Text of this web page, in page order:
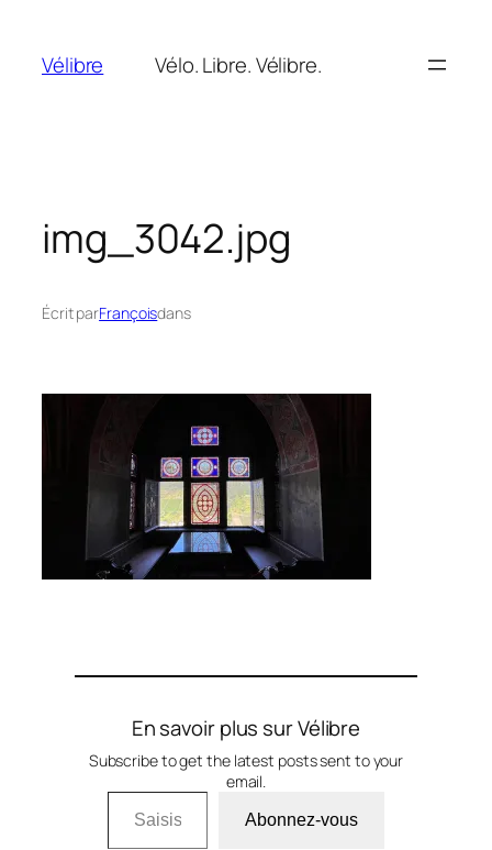
contenu
Vélibre Vélo. Libre. Vélibre.
img_3042.jpg
Écrit parFrançoisdans
En savoir plus sur Vélibre
Subscribe to get the latest posts sent to your
email.
Saisissez votre adresse e-mail…
Abonnez-vous